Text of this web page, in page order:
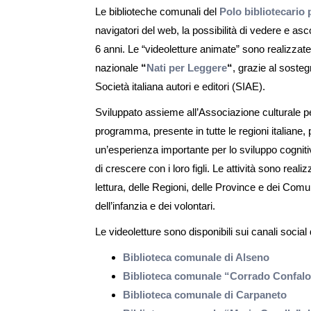
Le biblioteche comunali del Polo bibliotecario
navigatori del web, la possibilità di vedere e
6 anni. Le “videoletture animate” sono
nazionale “Nati per Leggere“, grazie al
Società italiana autori e editori (SIAE).
Sviluppato assieme all’Associazione culturale
programma, presente in tutte le regioni
un’esperienza importante per lo sviluppo
di crescere con i loro figli. Le attività sono
lettura, delle Regioni, delle Province e dei
dell’infanzia e dei volontari.
Le videoletture sono disponibili sui canali
Biblioteca comunale di Alseno
Biblioteca comunale “Corrado
Biblioteca comunale di Carpaneto